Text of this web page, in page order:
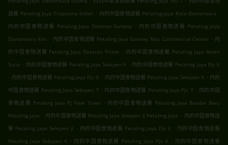
送餐 Petaling Jaya Tropicana Indah . 内的中国食物送餐 Petaling Jaya Kota Damansara .
内的中国食物送餐 Petaling Jaya Dataran Sunway . 内的中国食物送餐 Petaling Jaya
Damansara Kim . 内的中国食物送餐 Petaling Jaya Sunway Mas Commercial Center . 内
的中国食物送餐 Petaling Jaya Dataran Prima . 内的中国食物送餐 Petaling Jaya Aman
Suria . 内的中国食物送餐 Petaling Jaya Seksyen 6 . 内的中国食物送餐 Petaling Jaya Pjs 6
. 内的中国食物送餐 Petaling Jaya Pjs 9 . 内的中国食物送餐 Petaling Jaya Seksyen 9 . 内的
中国食物送餐 Petaling Jaya Seksyen 7 . 内的中国食物送餐 Petaling Jaya Pjs 7 . 内的中国
食物送餐 Petaling Jaya Pj New Town . 内的中国食物送餐 Petaling Jaya Bandar Baru
Petaling Jaya . 内的中国食物送餐 Petaling Jaya Seksyen 3 Petaling Jaya . 内的中国食物送
餐 Petaling Jaya Seksyen 3 . 内的中国食物送餐 Petaling Jaya Pjs 3 . 内的中国食物送餐
Petaling Jaya Seksyen 4 . 内的中国食物送餐 Petaling Jaya Pjs 4 . 内的中国食物送餐